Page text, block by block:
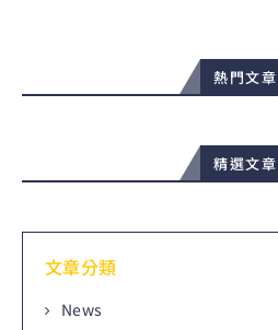
熱門文章
精選文章
文章分類
News